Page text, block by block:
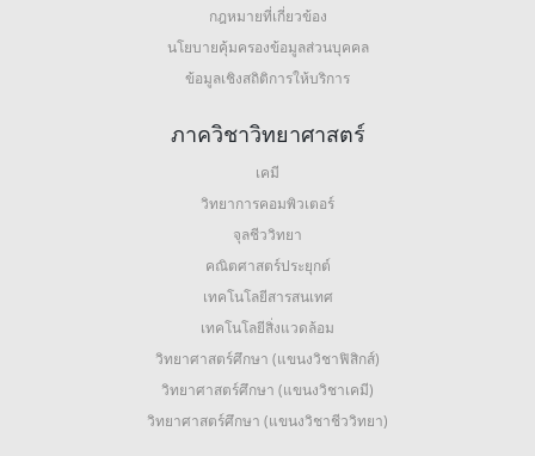
กฎหมายที่เกี่ยวข้อง
นโยบายคุ้มครองข้อมูลส่วนบุคคล
ข้อมูลเชิงสถิติการให้บริการ
ภาควิชาวิทยาศาสตร์
เคมี
วิทยาการคอมพิวเตอร์
จุลชีววิทยา
คณิตศาสตร์ประยุกต์
เทคโนโลยีสารสนเทศ
เทคโนโลยีสิ่งแวดล้อม
วิทยาศาสตร์ศึกษา (แขนงวิชาฟิสิกส์)
วิทยาศาสตร์ศึกษา (แขนงวิชาเคมี)
วิทยาศาสตร์ศึกษา (แขนงวิชาชีววิทยา)